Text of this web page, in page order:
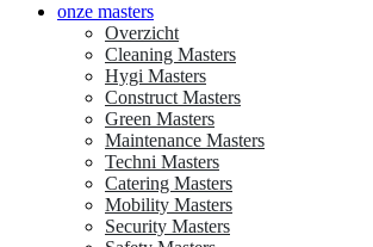
onze masters
Overzicht
Cleaning Masters
Hygi Masters
Construct Masters
Green Masters
Maintenance Masters
Techni Masters
Catering Masters
Mobility Masters
Security Masters